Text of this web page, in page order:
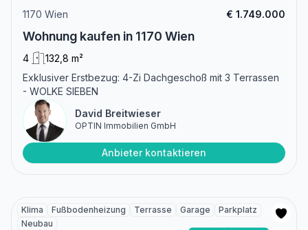
1170 Wien € 1.749.000
Wohnung kaufen in 1170 Wien
4
132,8 m²
Exklusiver Erstbezug: 4-Zi Dachgeschoß mit 3 Terrassen
- WOLKE SIEBEN
David Breitwieser
OPTIN Immobilien GmbH
Anbieter kontaktieren
Klima Fußbodenheizung Terrasse Garage
Parkplatz
Neubau